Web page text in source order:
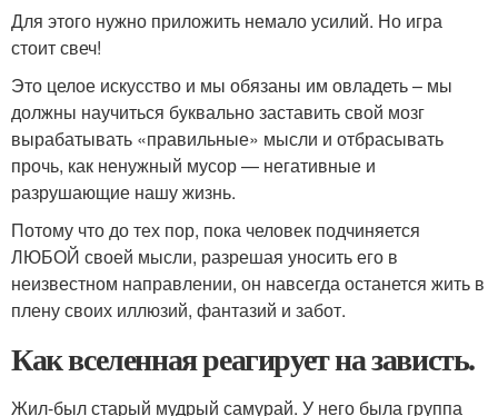
Для этого нужно приложить немало усилий. Но игра
стоит свеч!
Это целое искусство и мы обязаны им овладеть – мы
должны научиться буквально заставить свой мозг
вырабатывать «правильные» мысли и отбрасывать
прочь, как ненужный мусор — негативные и
разрушающие нашу жизнь.
Потому что до тех пор, пока человек подчиняется
ЛЮБОЙ своей мысли, разрешая уносить его в
неизвестном направлении, он навсегда останется жить в
плену своих иллюзий, фантазий и забот.
Как вселенная реагирует на зависть.
Жил-был старый мудрый самурай. У него была группа